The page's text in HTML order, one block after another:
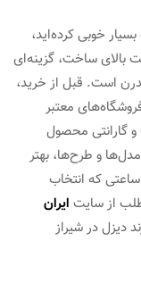
خوبی کرده‌اید،
بالای ساخت، گزینه‌ای
است. قبل از خرید،
معتبر
گارانتی محصول
و طرح‌ها، بهتر
ساعتی که انتخاب
از سایت ایران
دیزل در شیراز